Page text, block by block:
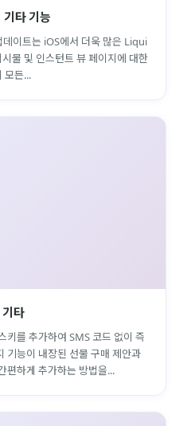
타 기능
이트는 iOS에서 더욱 많은 Liqui
물 및 인스턴트 뷰 페이지에 대한
모든...
타
키를 추가하여 SMS 코드 없이 즉
기능이 내장된 선물 구매 제안과
편하게 추가하는 방법을...